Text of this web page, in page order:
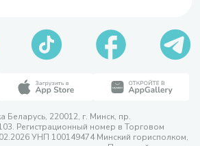
Беларусь, 220012, г. Минск, пр.
Регистрационный номер в Торговом
УНП 100149474 Минский горисполком,